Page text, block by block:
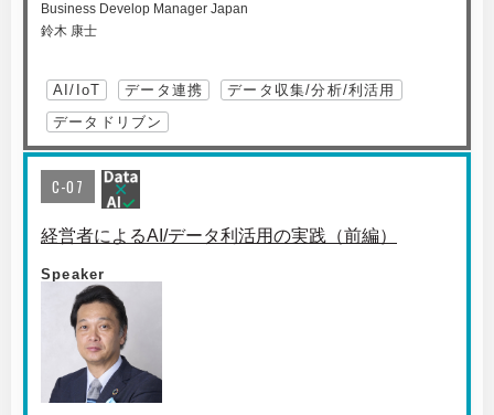
Business Develop Manager Japan
鈴木 康士
AI/IoT データ連携
データ収集/分析/利活用
データドリブン
C-07
経営者によるAI/データ利活用の実践（前編）
Speaker